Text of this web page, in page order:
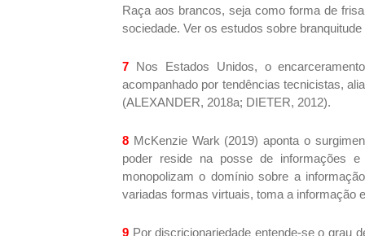
Raça aos brancos, seja como forma de
sociedade. Ver os estudos sobre
7 Nos Estados Unidos, o
acompanhado por tendências tecnicistas,
(ALEXANDER, 2018a; DIETER, 2012).
8 McKenzie Wark (2019) aponta o
poder reside na posse de informações
monopolizam o domínio sobre a
variadas formas virtuais, toma a informação
9 Por discricionariedade entende-se o grau